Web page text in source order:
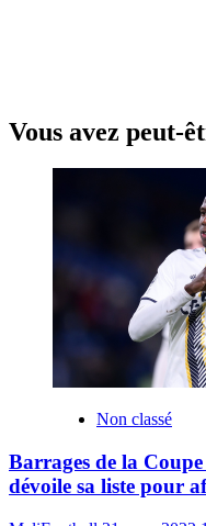
Vous avez peut-
Non classé
Barrages de la
dévoile sa liste pour